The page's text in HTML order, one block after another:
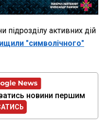
підрозділу активних дій
"символічного"
новини першим